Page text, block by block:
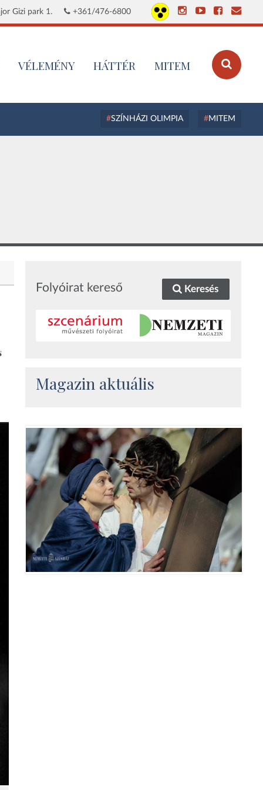
Gizi park 1. +361/476-6800
VÉLEMÉNY HÁTTÉR MITEM
SZÍNHÁZI OLIMPIA MITEM
Folyóirat kereső Keresés
Magazin aktuális